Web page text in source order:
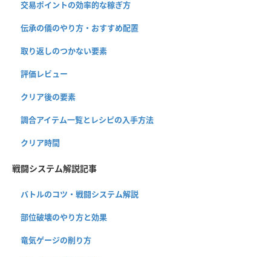
交易ポイントの効率的な稼ぎ方
伝承の儀のやり方・おすすめ配置
取り返しのつかない要素
評価レビュー
クリア後の要素
調合アイテム一覧とレシピの入手方法
クリア時間
戦闘システム解説記事
バトルのコツ・戦闘システム解説
部位破壊のやり方と効果
竜気ゲージの削り方